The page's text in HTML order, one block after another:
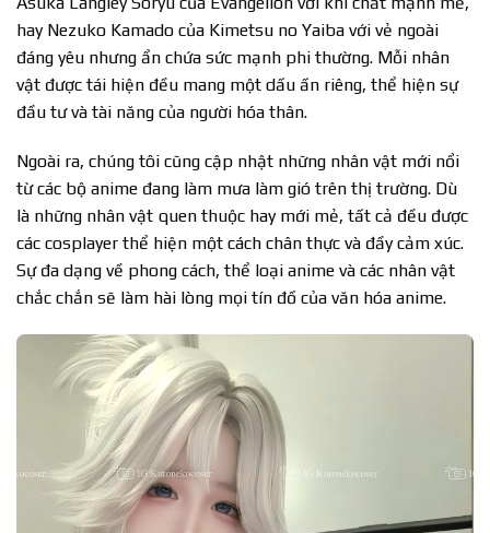
hay Nezuko Kamado của Kimetsu no Yaiba với vẻ ngoài
đáng yêu nhưng ẩn chứa sức mạnh phi thường. Mỗi nhân
vật được tái hiện đều mang một dấu ấn riêng, thể hiện sự
đầu tư và tài năng của người hóa thân.
Ngoài ra, chúng tôi cũng cập nhật những nhân vật mới nổi
từ các bộ anime đang làm mưa làm gió trên thị trường. Dù
là những nhân vật quen thuộc hay mới mẻ, tất cả đều được
các cosplayer thể hiện một cách chân thực và đầy cảm xúc.
Sự đa dạng về phong cách, thể loại anime và các nhân vật
chắc chắn sẽ làm hài lòng mọi tín đồ của văn hóa anime.